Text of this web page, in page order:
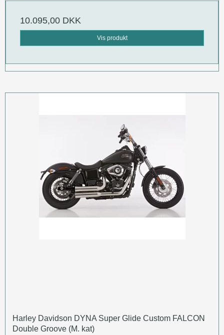
10.095,00 DKK
Vis produkt
Harley Davidson DYNA Super Glide Custom FALCON
Double Groove (M. kat)